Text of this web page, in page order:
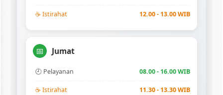
☕ Istirahat 12.00 - 13.00 WIB
📅 Jumat
🕘 Pelayanan 08.00 - 16.00 WIB
☕ Istirahat 11.30 - 13.30 WIB